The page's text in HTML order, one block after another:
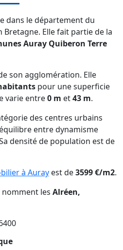
dans le département du
Bretagne. Elle fait partie de la
Auray Quiberon Terre
son agglomération. Elle
pour une superficie
varie entre0 m et43 m.
des centres urbains
entre dynamisme
densité de population est de
à Auray est de3599 €/m2.
nomment les Alréen,